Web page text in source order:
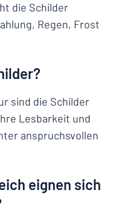
die Schilder
Regen, Frost
sind die Schilder
Lesbarkeit und
anspruchsvollen
eignen sich